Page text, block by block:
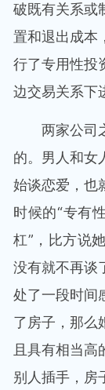
破既有关系或
置和退出成本
行了专用性投
边交易关系下
两家公司
的。男人和女
始谈恋爱，也
时候的“专有
杠”，比方说
没有就不再谈
处了一段时间
了房子，那么
且具有相当
别人插手，房